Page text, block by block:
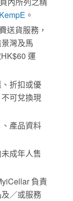
。
送貨服務，
灣及馬
運
折扣或優
可兌換現
產品資料
成年人售
負責
／或服務